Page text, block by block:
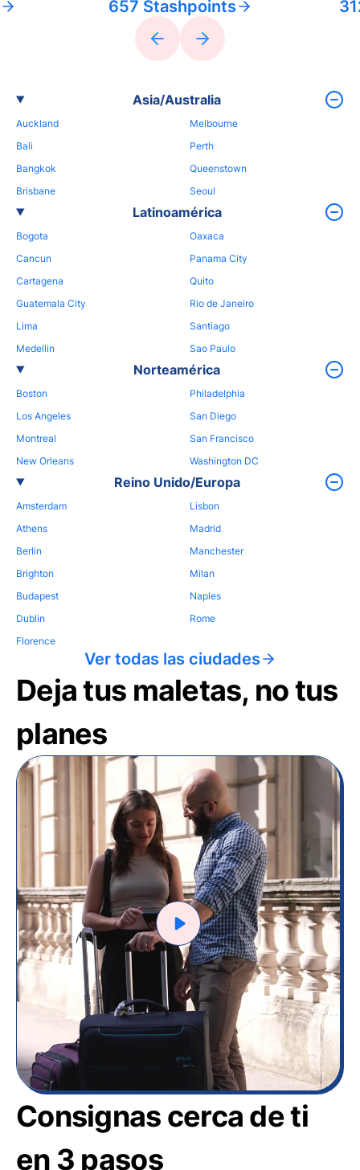
657 Stashpoints
Asia/Australia
Auckland
Bali
Bangkok
Brisbane
Melbourne
Perth
Queenstown
Seoul
Latinoamérica
Bogota
Cancun
Cartagena
Guatemala City
Lima
Medellin
Oaxaca
Panama City
Quito
Rio de Janeiro
Santiago
Sao Paulo
Norteamérica
Boston
Los Angeles
Montreal
New Orleans
Philadelphia
San Diego
San Francisco
Washington DC
Reino Unido/Europa
Amsterdam
Athens
Berlin
Brighton
Budapest
Dublin
Florence
Lisbon
Madrid
Manchester
Milan
Naples
Rome
Ver todas las ciudades
Deja tus maletas, no tus
planes
Consignas cerca de ti
en 3 pasos